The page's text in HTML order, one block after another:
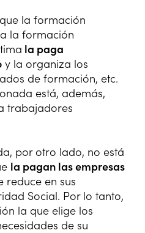
la formación
la formación
la paga
y la organiza los
de formación, etc.
está, además,
trabajadores
por otro lado, no está
la pagan las empresas
reduce en sus
Social. Por lo tanto,
la que elige los
de su